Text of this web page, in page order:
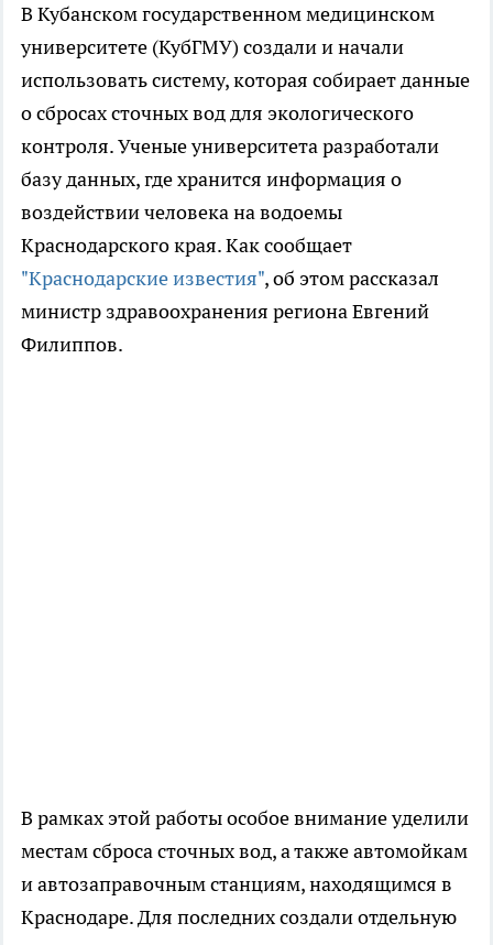
В Кубанском государственном медицинском
университете (КубГМУ) создали и начали
использовать систему, которая собирает данные
о сбросах сточных вод для экологического
контроля. Ученые университета разработали
базу данных, где хранится информация о
воздействии человека на водоемы
Краснодарского края. Как сообщает
"Краснодарские известия", об этом рассказал
министр здравоохранения региона Евгений
Филиппов.
В рамках этой работы особое внимание уделили
местам сброса сточных вод, а также автомойкам
и автозаправочным станциям, находящимся в
Краснодаре. Для последних создали отдельную